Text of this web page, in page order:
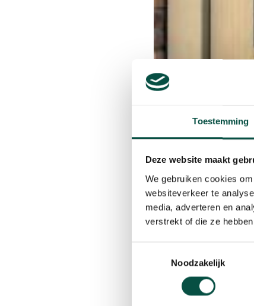
Toestemming
Deze website maakt
We gebruiken cookies
websiteverkeer te
media, adverteren en
verstrekt of die ze
Noodzakelijk
29 april 2020
Burgemeester Wim
zonnetje gezet. Hij
Group. Hij gaf op
ondernemerschap,
aandacht voor